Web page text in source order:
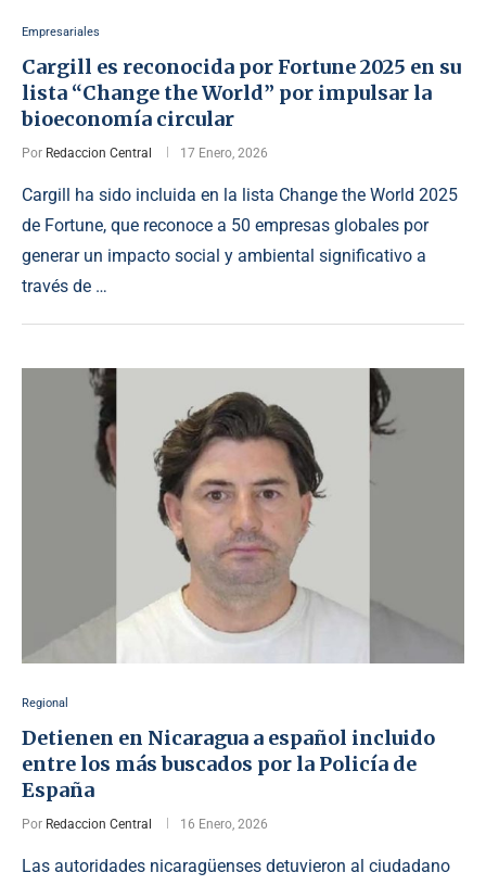
Empresariales
Cargill es reconocida por Fortune 2025 en su
lista “Change the World” por impulsar la
bioeconomía circular
Por Redaccion Central 17 Enero, 2026
Cargill ha sido incluida en la lista Change the World 2025
de Fortune, que reconoce a 50 empresas globales por
generar un impacto social y ambiental significativo a
través de …
Regional
Detienen en Nicaragua a español incluido
entre los más buscados por la Policía de
España
Por Redaccion Central 16 Enero, 2026
Las autoridades nicaragüenses detuvieron al ciudadano